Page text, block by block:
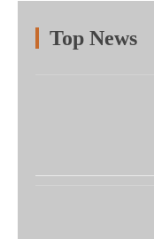
Top News